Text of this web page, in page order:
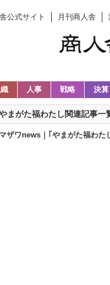
公式サイト 月刊商人舎
人事 戦略 決算
まがた福わたし関連記事一
ザワnews｜｢やまがた福わた